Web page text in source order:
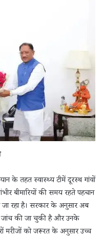
के तहत स्वास्थ्य टीमें दूरस्थ गांवों
बीमारियों की समय रहते पहचान
जा रहा है। सरकार के अनुसार अब
की जा चुकी है और उनके
मरीजों को जरूरत के अनुसार उच्च